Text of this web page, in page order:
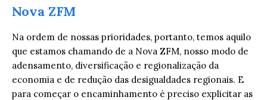
Nova ZFM
Na ordem de nossas prioridades, portanto, temos aquilo
que estamos chamando de a Nova ZFM, nosso modo de
adensamento, diversificação e regionalização da
economia e de redução das desigualdades regionais. E
para começar o encaminhamento é preciso explicitar as